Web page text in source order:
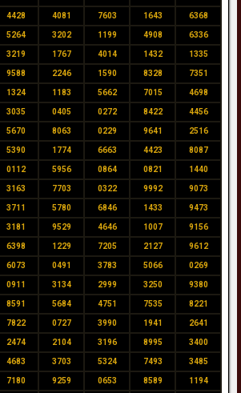
4428 4081 7603 1643 6368
5264 3202 1199 4908 6336
3219 1767 4014 1432 1335
9588 2246 1590 8328 7351
1324 1183 5662 7015 4698
3035 0405 0272 8422 4456
5670 8063 0229 9641 2516
5390 1774 6663 4423 8087
0112 5956 0864 0821 1440
3163 7703 0322 9992 9073
3711 5780 6846 1433 9473
3181 9529 4646 1007 9156
6398 1229 7205 2127 9612
6073 0491 3783 5066 0269
0911 3134 2999 3250 9380
8591 5684 4751 7535 8221
7822 0727 3990 1941 2641
2474 2104 3196 8995 3400
4683 3703 5324 7493 3485
7180 9259 0653 8589 1194